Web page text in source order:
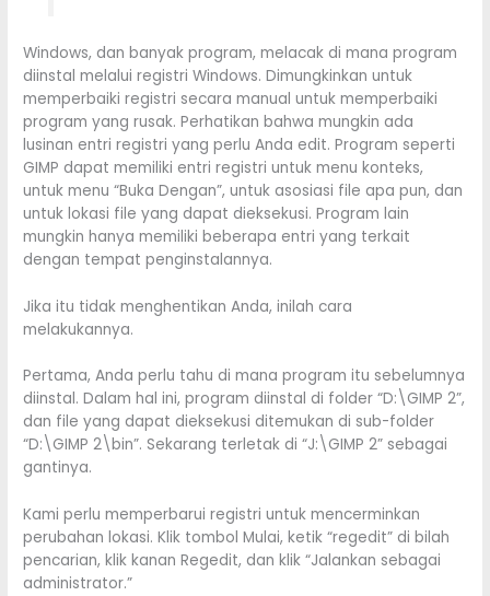
Windows, dan banyak program, melacak di mana program
diinstal melalui registri Windows. Dimungkinkan untuk
memperbaiki registri secara manual untuk memperbaiki
program yang rusak. Perhatikan bahwa mungkin ada
lusinan entri registri yang perlu Anda edit. Program seperti
GIMP dapat memiliki entri registri untuk menu konteks,
untuk menu “Buka Dengan”, untuk asosiasi file apa pun, dan
untuk lokasi file yang dapat dieksekusi. Program lain
mungkin hanya memiliki beberapa entri yang terkait
dengan tempat penginstalannya.
Jika itu tidak menghentikan Anda, inilah cara
melakukannya.
Pertama, Anda perlu tahu di mana program itu sebelumnya
diinstal. Dalam hal ini, program diinstal di folder “D:\GIMP 2”,
dan file yang dapat dieksekusi ditemukan di sub-folder
“D:\GIMP 2\bin”. Sekarang terletak di “J:\GIMP 2” sebagai
gantinya.
Kami perlu memperbarui registri untuk mencerminkan
perubahan lokasi. Klik tombol Mulai, ketik “regedit” di bilah
pencarian, klik kanan Regedit, dan klik “Jalankan sebagai
administrator.”